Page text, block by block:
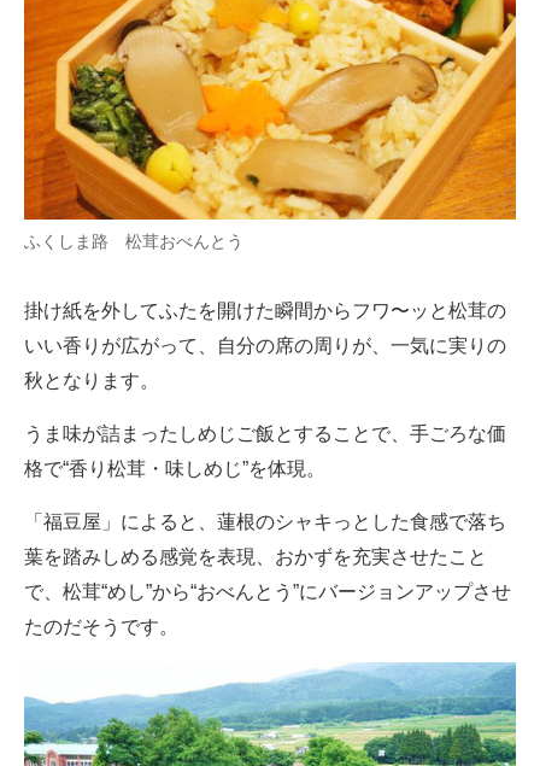
ふくしま路 松茸おべんとう
掛け紙を外してふたを開けた瞬間からフワ〜ッと松茸の
いい香りが広がって、自分の席の周りが、一気に実りの
秋となります。
うま味が詰まったしめじご飯とすることで、手ごろな価
格で“香り松茸・味しめじ”を体現。
「福豆屋」によると、蓮根のシャキっとした食感で落ち
葉を踏みしめる感覚を表現、おかずを充実させたこと
で、松茸“めし”から“おべんとう”にバージョンアップさせ
たのだそうです。